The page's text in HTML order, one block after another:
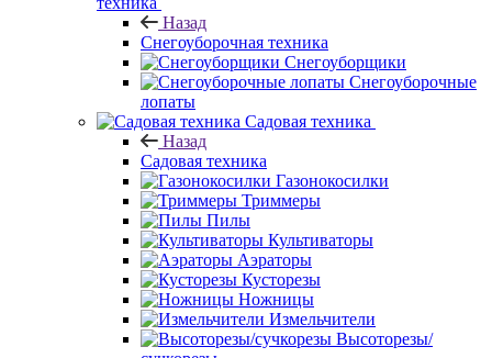
Назад
Снегоуборочная техника
Снегоуборщики
Снегоуборочные
лопаты
Садовая техника
Назад
Садовая техника
Газонокосилки
Триммеры
Пилы
Культиваторы
Аэраторы
Кусторезы
Ножницы
Измельчители
Высоторезы/